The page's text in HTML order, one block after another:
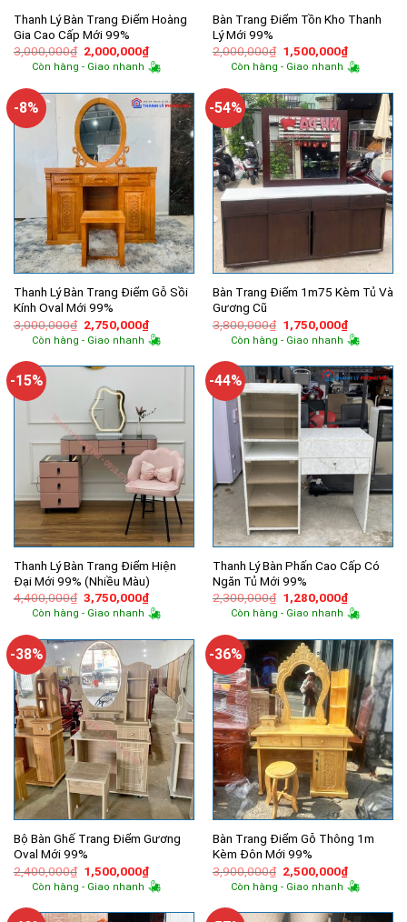
Thanh Lý Bàn Trang Điểm Hoàng
Gia Cao Cấp Mới 99%
3,000,000₫ Giá
gốc
là:
2,000,000₫Giá
hiện
tại
2,000,000₫.
Còn hàng - Giao nhanh
Bàn Trang Điểm Tồn Kho Thanh
Lý Mới 99%
2,000,000₫ Giá
gốc
là:
1,500,000₫Giá
hiện
tại
Còn hàng - Giao nhanh
-8%
Thanh Lý Bàn Trang Điểm Gỗ Sồi
Kính Oval Mới 99%
3,000,000₫ Giá
gốc
là:
2,750,000₫Giá
hiện
tại
2,750,000₫.
Còn hàng - Giao nhanh
-54%
Bàn Trang Điểm 1m75 Kèm Tủ Và
Gương Cũ
3,800,000₫ Giá
gốc
là:
1,750,000₫Giá
hiện
tại
Còn hàng - Giao nhanh
-15%
Thanh Lý Bàn Trang Điểm Hiện
Đại Mới 99% (Nhiều Màu)
4,400,000₫ Giá
gốc
là:
3,750,000₫Giá
hiện
tại
3,750,000₫.
Còn hàng - Giao nhanh
-44%
Thanh Lý Bàn Phấn Cao Cấp Có
Ngăn Tủ Mới 99%
2,300,000₫ Giá
gốc
là:
1,280,000₫Giá
hiện
tại
Còn hàng - Giao nhanh
-38%
Bộ Bàn Ghế Trang Điểm Gương
Oval Mới 99%
2,400,000₫ Giá
gốc
là:
1,500,000₫Giá
hiện
tại
1,500,000₫.
Còn hàng - Giao nhanh
-36%
Bàn Trang Điểm Gỗ Thông 1m
Kèm Đôn Mới 99%
3,900,000₫ Giá
gốc
là:
2,500,000₫Giá
hiện
tại
Còn hàng - Giao nhanh